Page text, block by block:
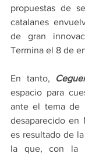
propuestas de
catalanes
de gran
Termina el 8 de
En tanto,
espacio para
ante el tema de
desaparecido en
es resultado de
la que, con la